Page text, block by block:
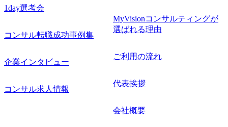
1day選考会
コンサル転職成功事例集
企業インタビュー
コンサル求人情報
MyVisionコンサルティングが
選ばれる理由
ご利用の流れ
代表挨拶
会社概要